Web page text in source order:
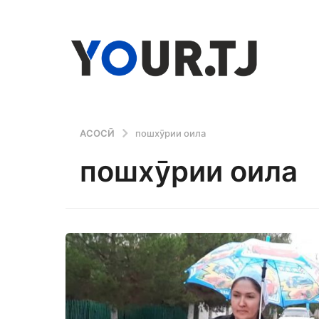
АСОСӢ пошхӯрии оила
пошхӯрии оила